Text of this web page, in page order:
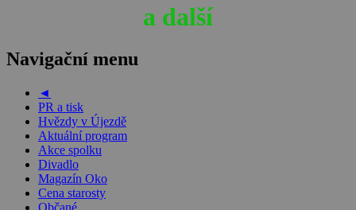
a další
Navigační menu
◄
PR a tisk
Hvězdy v Újezdě
Aktuální program
Akce spolku
Divadlo
Magazín Oko
Cena starosty